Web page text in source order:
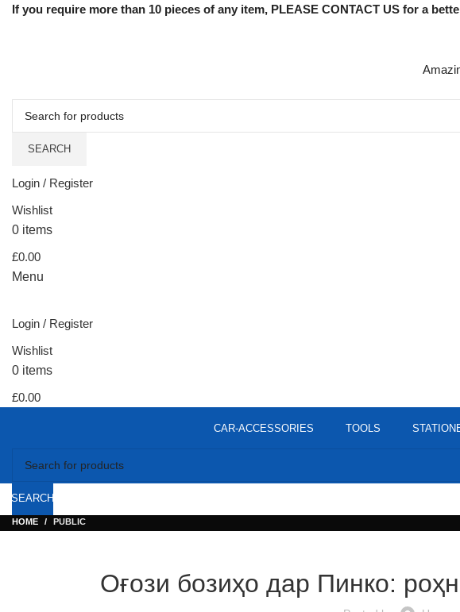
If you require more than 10 pieces of any item, PLEASE CONTACT US for a
SEARCH
Login / Register
Wishlist
0 items
£0.00
Menu
Login / Register
Wishlist
0 items
£0.00
CAR-ACCESSORIES TOOLS
SEARCH
HOME PUBLIC
Оғози бозиҳо дар Пинко: